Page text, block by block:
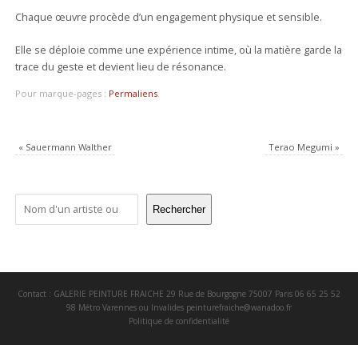
Chaque œuvre procède d’un engagement physique et sensible.
Elle se déploie comme une expérience intime, où la matière garde la
trace du geste et devient lieu de résonance.
Pour marque-pages : Permaliens.
«Sauermann Walther Terao Megumi»
Rechercher
Contact : GALERIE PEINTURE FRAICHE 29 Rue de Bourgogne 75007 Paris 06 65 25 52
98 Métro Varennes ou Invalides peinturefraiche@wanadoo.fr
Politique de confidentialité